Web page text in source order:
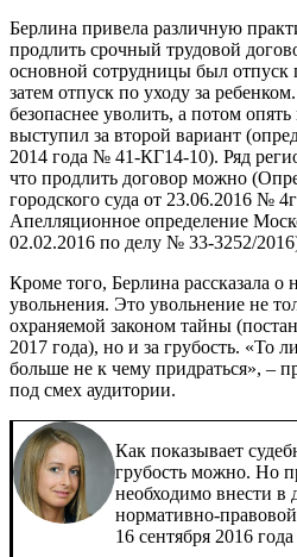
Берлина привела различную
продлить срочный трудовой
основной сотрудницы был отпуск
затем отпуск по уходу за
безопаснее уволить, а потом опять
выступил за второй вариант
2014 года № 41-КГ14-10). Ряд
что продлить договор можно
городского суда от 23.06.2016 №
Апелляционное определение
02.02.2016 по делу № 33-3252/
Кроме того, Берлина рассказала о
увольнения. Это увольнение не
охраняемой законом тайны
2017 года), но и за грубость. «То
больше не к чему придраться», –
под смех аудитории.
Как показывает
грубость можно. Но
необходимо внести в
нормативно-
16 сентября 2016